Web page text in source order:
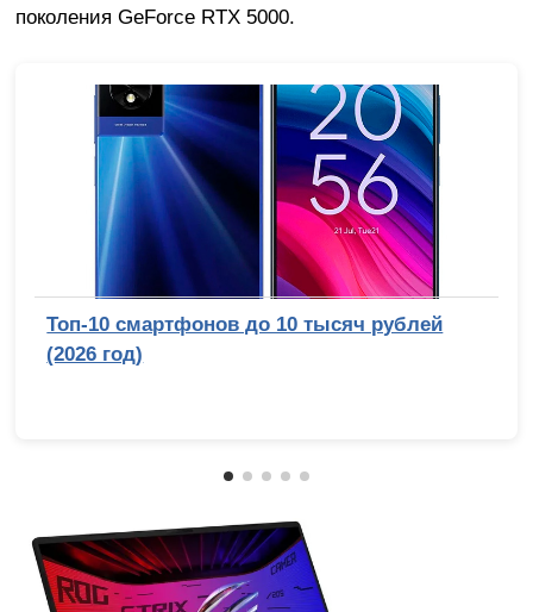
поколения GeForce RTX 5000.
Топ-10 смартфонов до 10 тысяч рублей
(2026 год)